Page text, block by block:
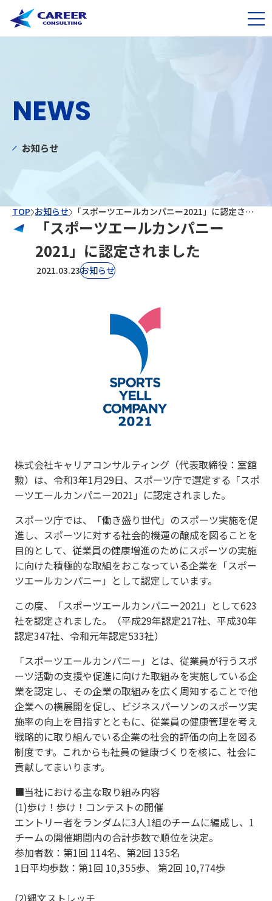
NEWS
お知らせ
TOP お知らせ 「スポーツエールカンパニー2021」に認定されました
「スポーツエールカンパニー
2021」に認定されました
2021.03.23お知らせ
株式会社キャリアコンサルティング（代表取締役：室舘
勲）は、令和3年1月29日、スポーツ庁で選定する「スポ
ーツエールカンパニー2021」に認定されました。
スポーツ庁では、「働き盛り世代」のスポーツ実施を促
進し、スポーツに対する社会的機運の醸成を図ることを
目的として、従業員の健康増進のためにスポーツの実施
に向けた積極的な取組をおこなっている企業を「スポー
ツエールカンパニー」として認定しています。
この度、「スポーツエールカンパニー2021」として623
社を認定されました。（平成29年認定217社、平成30年
認定347社、令和元年認定533社）
「スポーツエールカンパニー」とは、従業員が行うスポ
ーツ活動の支援や促進に向けた取組みを実施している企
業を認定し、その企業の取組みを広く周知することで他
企業への横展開を促し、ビジネスパーソンのスポーツ実
施率の向上を目指すとともに、従業員の健康管理を考え
戦略的に取り組んでいる企業の社会的評価の向上を図る
制度です。これからも社員の健康づくりを核に、社会に
貢献してまいります。
■当社における主な取り組み内容
(1)歩け！歩け！コンテストの開催
エントリー者をランダムに3人1組のチームに編成し、1
チームの開催期間内の合計歩数で順位を決定。
参加者数：第1回 114名、第2回 135名
​1日平均歩数：第1回 10,355歩、 第2回 10,774歩
(2)縄文ストレッチ